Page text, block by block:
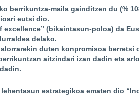
berrikuntza-maila gainditzen du (%
eutsi dio.
excellence” (bikaintasun-poloa) da
delako.
duten konpromisoa berretsi
aitzindari izan dadin eta
estrategikoa ematen dio